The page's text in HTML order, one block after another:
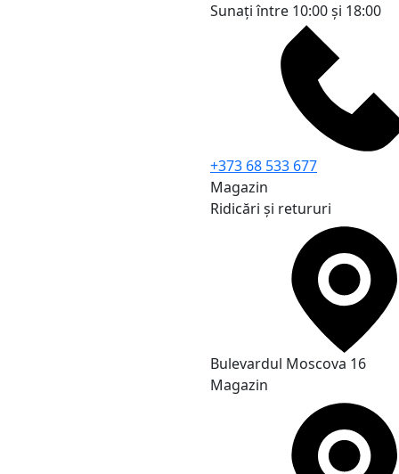
Sunați între 10:00 și 18:00
+373 68 533 677
Magazin
Ridicări și retururi
Bulevardul Moscova 16
Magazin